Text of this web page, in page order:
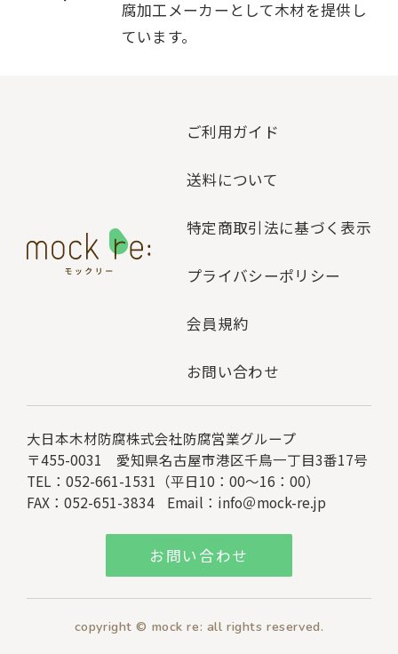
腐加工メーカーとして木材を提供し
ています。
ご利用ガイド
送料について
特定商取引法に基づく表示
プライバシーポリシー
会員規約
お問い合わせ
大日本木材防腐株式会社防腐営業グループ
〒455-0031 愛知県名古屋市港区千鳥一丁目3番17号
TEL：052-661-1531（平日10：00～16：00）
FAX：052-651-3834
Email： info＠mock-re.jp
お問い合わせ
copyright © mock re: all rights reserved.